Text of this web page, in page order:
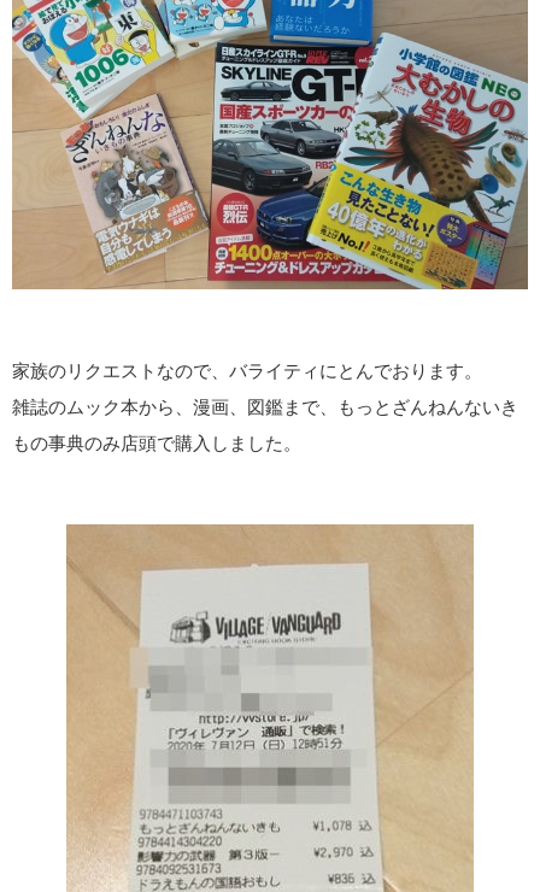
家族のリクエストなので、バライティにとんでおります。
雑誌のムック本から、漫画、図鑑まで、もっとざんねんないき
もの事典のみ店頭で購入しました。